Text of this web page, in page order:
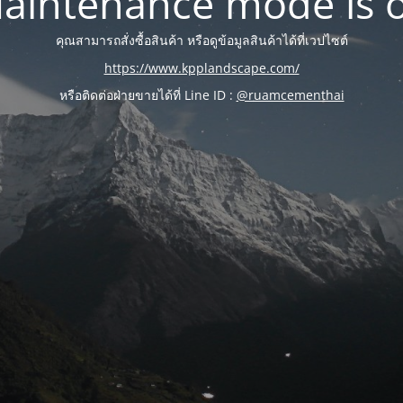
คุณสามารถสั่งซื้อสินค้า หรือดูข้อมูลสินค้าได้ที่เวปไซต์
https://www.kpplandscape.com/
หรือติดต่อฝ่ายขายได้ที่ Line ID : @ruamcementhai